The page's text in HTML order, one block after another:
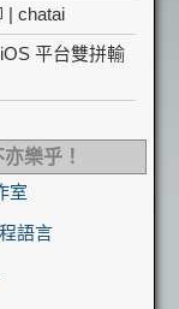
| chatai
平台雙拼輸
樂乎！
室
語言